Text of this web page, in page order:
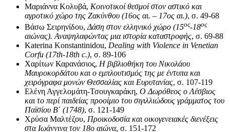
Μαριάννα Κολυβά, Κοινοτικοί θεσμοί στον αστικό και
αγροτικό χώρο της Ζακύνθου (16ος αι. – 17ος αι.), σ. 49-68
Βάσω Σειρηνίδου,Δάση στον ελληνικό χώρο (15ος-18ος
αιώνας). Αναψηλαφώντας μια ιστορία καταστροφής, σ. 69-88
Katerina Konstantinidou, Dealing with Violence in Venetian
Corfu (17th-18th c.), σ. 89-106
Χαρίτων Καρανάσιος, Η βιβλιοθήκη του Νικολάου
Μαυροκορδάτου και ο εμπλουτισμός της με έντυπα και
χειρόγραφα μονών Θεσσαλίας και Ευρυτανίας, σ. 107-119
Ελένη Αγγελομάτη-Τσουγκαράκη, Ο Δωρόθεος ο Λέσβιος
και το περί παιδείας προοίμιο του σιγιλλιώδους γράμματος του
Παϊσίου Β΄ (1748), σ. 121-149
Χρύσα Μαλτέζου, Προικοδοσία και οικογενειακές διενέξεις
στα Ιωάννινα τον 18ο αιώνα, σ. 151-172